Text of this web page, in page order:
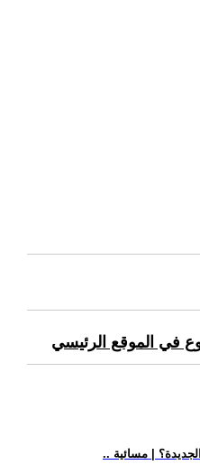
في الموقع الرئيسي
| مسائية